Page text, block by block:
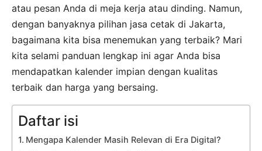
atau pesan Anda di meja kerja atau dinding. Namun,
dengan banyaknya pilihan jasa cetak di Jakarta,
bagaimana kita bisa menemukan yang terbaik? Mari
kita selami panduan lengkap ini agar Anda bisa
mendapatkan kalender impian dengan kualitas
terbaik dan harga yang bersaing.
Daftar isi
Mengapa Kalender Masih Relevan di Era Digital?